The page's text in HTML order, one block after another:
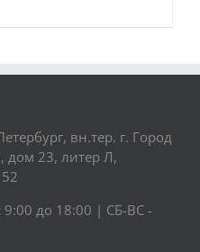
вн.тер. г. Город
дом 23, литер Л,
до 18:00 | СБ-ВС -